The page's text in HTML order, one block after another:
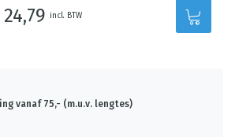
24,79 incl. BTW
vanaf 75,- (m.u.v. lengtes)